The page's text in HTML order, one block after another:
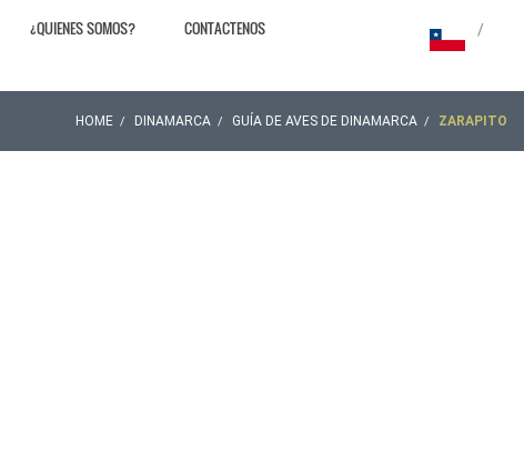
¿QUIENES SOMOS? CONTACTENOS /
HOME DINAMARCA GUÍA DE AVES DE DINAMARCA ZARAPITO